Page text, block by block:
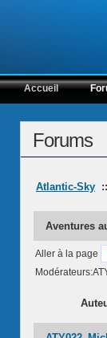
Accueil
Forums
Atlantic-Sky ::
Aventures
Aller à la page